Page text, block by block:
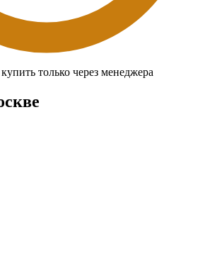
только через менеджера